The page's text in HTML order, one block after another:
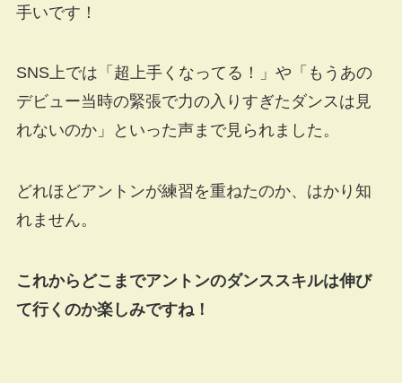
手いです！
SNS上では「超上手くなってる！」や「もうあの
デビュー当時の緊張で力の入りすぎたダンスは見
れないのか」といった声まで見られました。
どれほどアントンが練習を重ねたのか、はかり知
れません。
これからどこまでアントンのダンススキルは伸び
て行くのか楽しみですね！